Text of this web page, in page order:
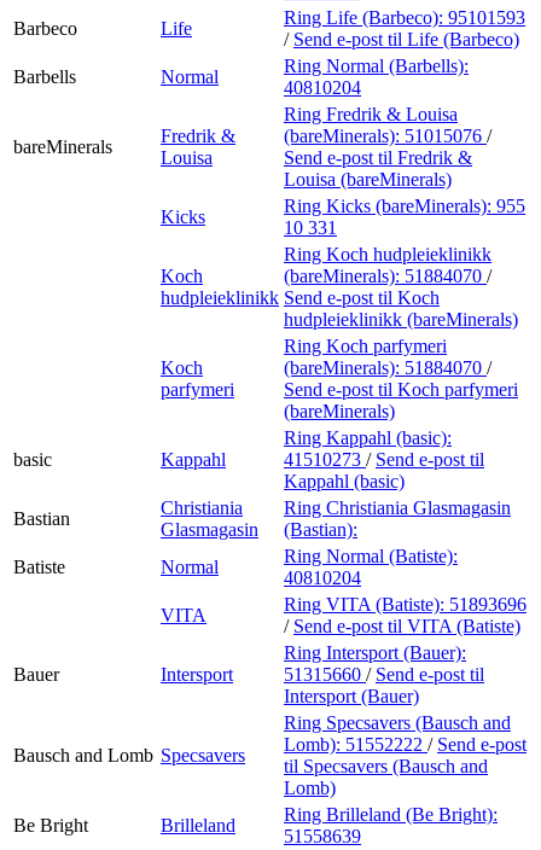
Barbeco
Life
Ring Life (Barbeco): 95101593
/ Send e-post til Life (Barbeco)
Barbells
Normal
Ring Normal (Barbells):
40810204
bareMinerals
Fredrik &
Louisa
Ring Fredrik & Louisa
(bareMinerals): 51015076 /
Send e-post til Fredrik &
Louisa (bareMinerals)
Kicks
Ring Kicks (bareMinerals): 955
10 331
Koch
hudpleieklinikk
Ring Koch hudpleieklinikk
(bareMinerals): 51884070 /
Send e-post til Koch
hudpleieklinikk (bareMinerals)
Koch
parfymeri
Ring Koch parfymeri
(bareMinerals): 51884070 /
Send e-post til Koch parfymeri
(bareMinerals)
basic Kappahl
Ring Kappahl (basic):
41510273 / Send e-post til
Kappahl (basic)
Bastian
Christiania
Glasmagasin
Ring Christiania Glasmagasin
(Bastian):
Batiste
Normal
Ring Normal (Batiste):
40810204
VITA
Ring VITA (Batiste): 51893696
/ Send e-post til VITA (Batiste)
Bauer Intersport
Ring Intersport (Bauer):
51315660 / Send e-post til
Intersport (Bauer)
Bausch and Lomb Specsavers
Ring Specsavers (Bausch and
Lomb): 51552222 / Send e-post
til Specsavers (Bausch and
Lomb)
Be Bright
Brilleland
Ring Brilleland (Be Bright):
51558639